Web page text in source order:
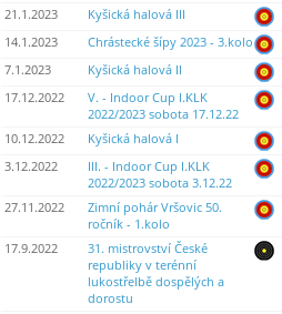
21.1.2023 Kyšická halová III
14.1.2023
Chrástecké šípy 2023 - 3.kolo
7.1.2023
Kyšická halová II
17.12.2022
V. - Indoor Cup I.KLK
2022/2023 sobota 17.12.22
10.12.2022 Kyšická halová I
3.12.2022
III. - Indoor Cup I.KLK
2022/2023 sobota 3.12.22
27.11.2022
Zimní pohár Vršovic 50.
ročník - 1.kolo
17.9.2022
31. mistrovství České
republiky v terénní
lukostřelbě dospělých a
dorostu